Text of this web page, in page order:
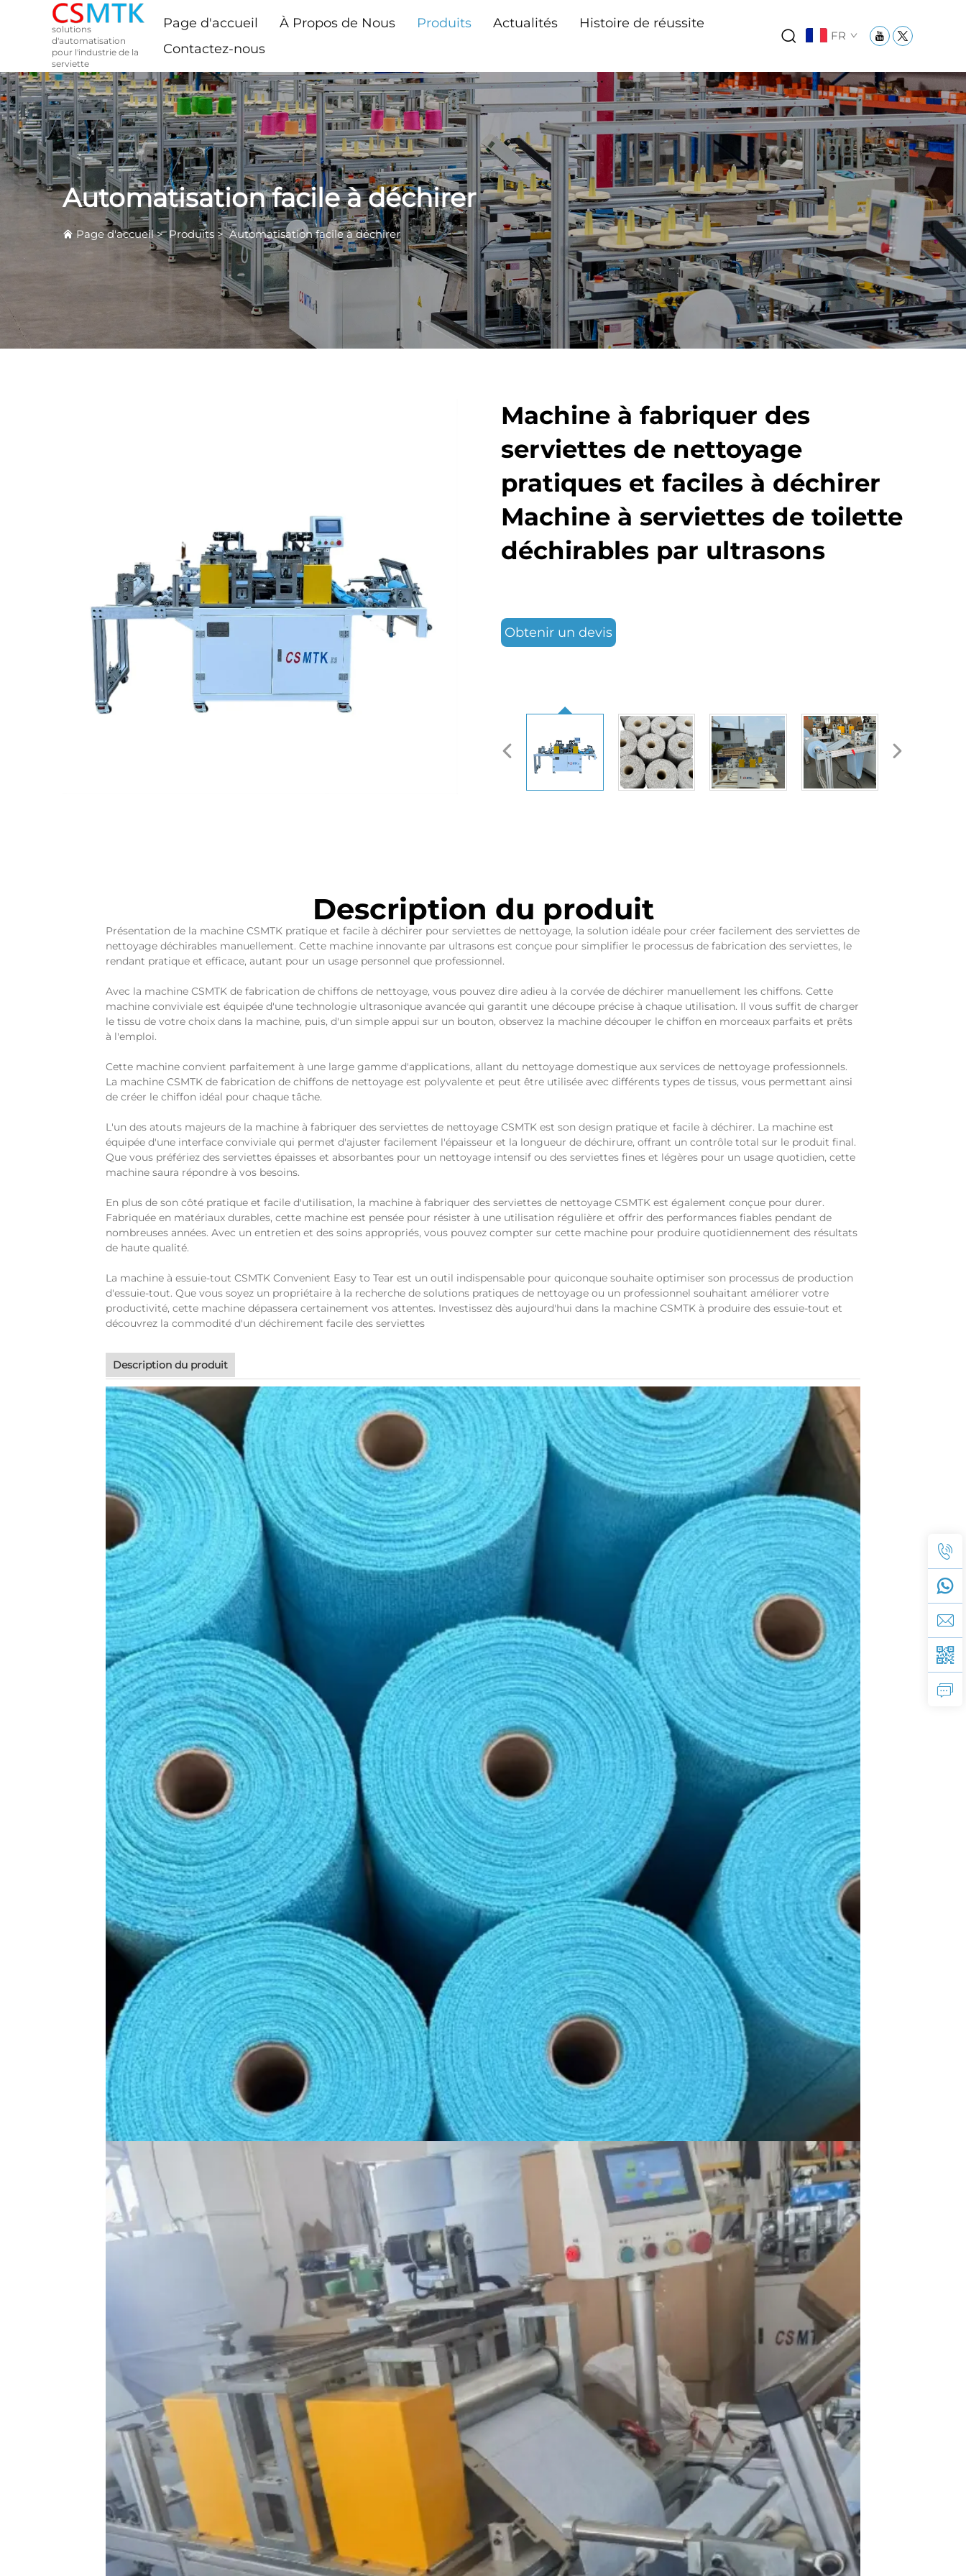
solutions
d'automatisation
pour l'industrie de la
serviette
Page d'accueil À Propos de Nous Produits Actualités
Histoire de réussite
Contactez-nous
FR
Automatisation facile à déchirer
Page d'accueil>Produits >Automatisation facile à déchirer
Machine à fabriquer des
serviettes de nettoyage
pratiques et faciles à déchirer
Machine à serviettes de toilette
déchirables par ultrasons
Obtenir un devis
Description du produit
Présentation de la machine CSMTK pratique et facile à déchirer pour serviettes de nettoyage, la solution idéale pour créer facilement des serviettes de
nettoyage déchirables manuellement. Cette machine innovante par ultrasons est conçue pour simplifier le processus de fabrication des serviettes, le
rendant pratique et efficace, autant pour un usage personnel que professionnel.
Avec la machine CSMTK de fabrication de chiffons de nettoyage, vous pouvez dire adieu à la corvée de déchirer manuellement les chiffons. Cette
machine conviviale est équipée d'une technologie ultrasonique avancée qui garantit une découpe précise à chaque utilisation. Il vous suffit de charger
le tissu de votre choix dans la machine, puis, d'un simple appui sur un bouton, observez la machine découper le chiffon en morceaux parfaits et prêts
à l'emploi.
Cette machine convient parfaitement à une large gamme d'applications, allant du nettoyage domestique aux services de nettoyage professionnels.
La machine CSMTK de fabrication de chiffons de nettoyage est polyvalente et peut être utilisée avec différents types de tissus, vous permettant ainsi
de créer le chiffon idéal pour chaque tâche.
L'un des atouts majeurs de la machine à fabriquer des serviettes de nettoyage CSMTK est son design pratique et facile à déchirer. La machine est
équipée d'une interface conviviale qui permet d'ajuster facilement l'épaisseur et la longueur de déchirure, offrant un contrôle total sur le produit final.
Que vous préfériez des serviettes épaisses et absorbantes pour un nettoyage intensif ou des serviettes fines et légères pour un usage quotidien, cette
machine saura répondre à vos besoins.
En plus de son côté pratique et facile d'utilisation, la machine à fabriquer des serviettes de nettoyage CSMTK est également conçue pour durer.
Fabriquée en matériaux durables, cette machine est pensée pour résister à une utilisation régulière et offrir des performances fiables pendant de
nombreuses années. Avec un entretien et des soins appropriés, vous pouvez compter sur cette machine pour produire quotidiennement des résultats
de haute qualité.
La machine à essuie-tout CSMTK Convenient Easy to Tear est un outil indispensable pour quiconque souhaite optimiser son processus de production
d'essuie-tout. Que vous soyez un propriétaire à la recherche de solutions pratiques de nettoyage ou un professionnel souhaitant améliorer votre
productivité, cette machine dépassera certainement vos attentes. Investissez dès aujourd'hui dans la machine CSMTK à produire des essuie-tout et
découvrez la commodité d'un déchirement facile des serviettes
Description du produit